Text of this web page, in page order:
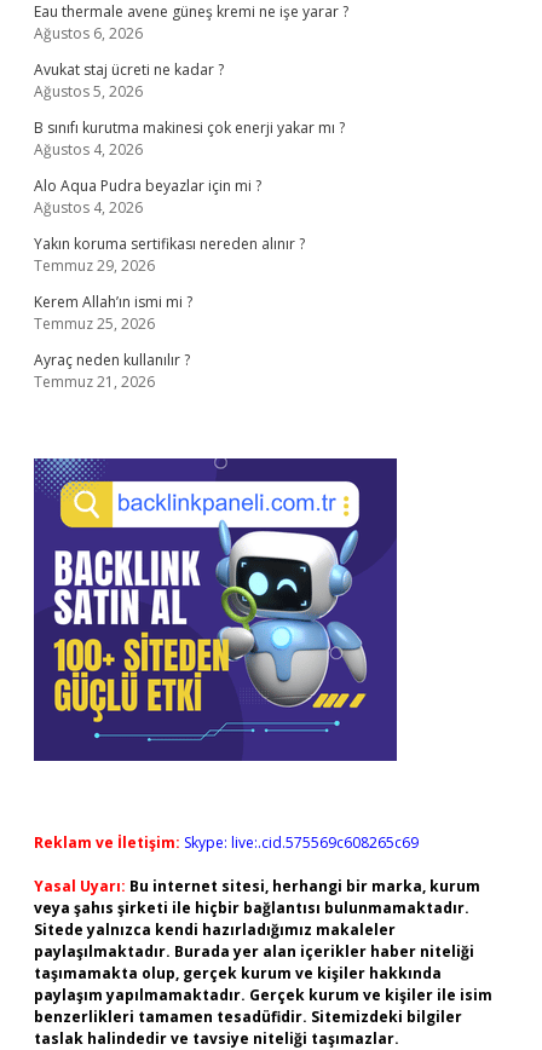
Eau thermale avene güneş kremi ne işe yarar ?
Ağustos 6, 2026
Avukat staj ücreti ne kadar ?
Ağustos 5, 2026
B sınıfı kurutma makinesi çok enerji yakar mı ?
Ağustos 4, 2026
Alo Aqua Pudra beyazlar için mi ?
Ağustos 4, 2026
Yakın koruma sertifikası nereden alınır ?
Temmuz 29, 2026
Kerem Allah’ın ismi mi ?
Temmuz 25, 2026
Ayraç neden kullanılır ?
Temmuz 21, 2026
Reklam ve İletişim: Skype: live:.cid.575569c608265c69
Yasal Uyarı: Bu internet sitesi, herhangi bir marka, kurum
veya şahıs şirketi ile hiçbir bağlantısı bulunmamaktadır.
Sitede yalnızca kendi hazırladığımız makaleler
paylaşılmaktadır. Burada yer alan içerikler haber niteliği
taşımamakta olup, gerçek kurum ve kişiler hakkında
paylaşım yapılmamaktadır. Gerçek kurum ve kişiler ile isim
benzerlikleri tamamen tesadüfidir. Sitemizdeki bilgiler
taslak halindedir ve tavsiye niteliği taşımazlar.